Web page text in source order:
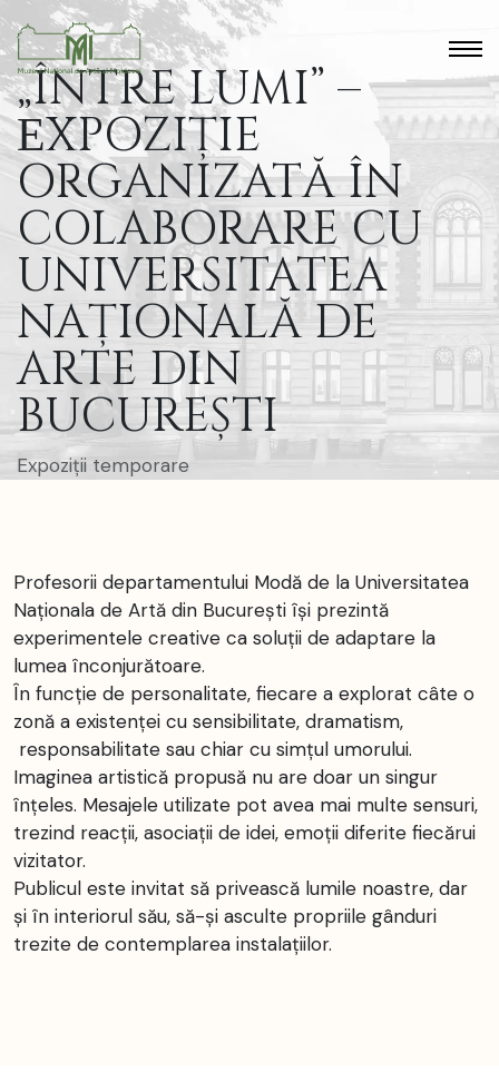
„ÎNTRE LUMI” –
ЕXPOZIȚIE
ORGANIZATĂ ÎN
COLABORARE CU
UNIVERSITATEA
NAȚIONALĂ DE
ARTE DIN
BUCUREȘTI
Expoziții temporare
Profesorii departamentului Modă de la Universitatea
Naționala de Artă din București își prezintă
experimentele creative ca soluții de adaptare la
lumea înconjurătoare.
În funcție de personalitate, fiecare a explorat câte o
zonă a existenței cu sensibilitate, dramatism,
responsabilitate sau chiar cu simțul umorului.
Imaginea artistică propusă nu are doar un singur
înțeles. Mesajele utilizate pot avea mai multe sensuri,
trezind reacții, asociații de idei, emoții diferite fiecărui
vizitator.
Publicul este invitat să privească lumile noastre, dar
și în interiorul său, să-și asculte propriile gânduri
trezite de contemplarea instalațiilor.